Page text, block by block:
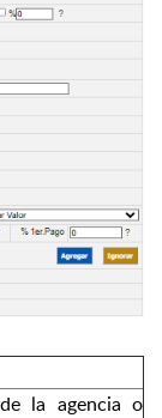
la agencia o